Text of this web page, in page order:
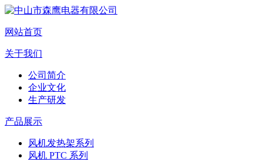
网站首页
关于我们
公司简介
企业文化
生产研发
产品展示
风机发热架系列
风机 PTC 系列